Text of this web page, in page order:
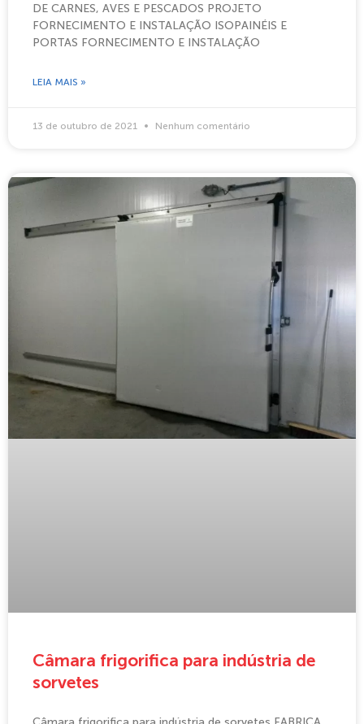
DE CARNES, AVES E PESCADOS PROJETO
FORNECIMENTO E INSTALAÇÃO ISOPAINÉIS E
PORTAS FORNECIMENTO E INSTALAÇÃO
LEIA MAIS »
13 de outubro de 2021 Nenhum comentário
Câmara frigorifica para indústria de
sorvetes